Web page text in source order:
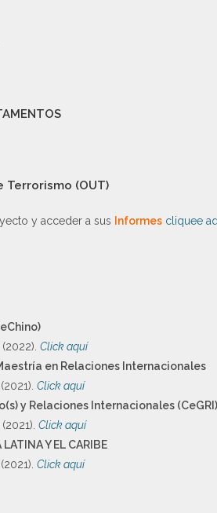
Terrorismo (OUT)
y acceder a sus Informes cliquee
Click aquí
en Relaciones Internacionales
Click aquí
y Relaciones Internacionales (CeGRI)
Click aquí
Y EL CARIBE
Click aquí